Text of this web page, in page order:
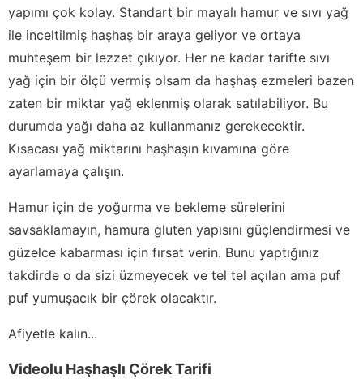
yapımı çok kolay. Standart bir mayalı hamur ve sıvı yağ
ile inceltilmiş haşhaş bir araya geliyor ve ortaya
muhteşem bir lezzet çıkıyor. Her ne kadar tarifte sıvı
yağ için bir ölçü vermiş olsam da haşhaş ezmeleri bazen
zaten bir miktar yağ eklenmiş olarak satılabiliyor. Bu
durumda yağı daha az kullanmanız gerekecektir.
Kısacası yağ miktarını haşhaşın kıvamına göre
ayarlamaya çalışın.
Hamur için de yoğurma ve bekleme sürelerini
savsaklamayın, hamura gluten yapısını güçlendirmesi ve
güzelce kabarması için fırsat verin. Bunu yaptığınız
takdirde o da sizi üzmeyecek ve tel tel açılan ama puf
puf yumuşacık bir çörek olacaktır.
Afiyetle kalın...
Videolu Haşhaşlı Çörek Tarifi